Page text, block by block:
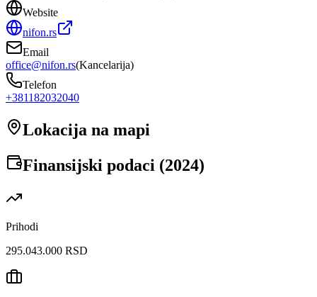
Website
nifon.rs
Email
office@nifon.rs(Kancelarija)
Telefon
+381182032040
Lokacija na mapi
Finansijski podaci (2024)
Prihodi
295.043.000 RSD